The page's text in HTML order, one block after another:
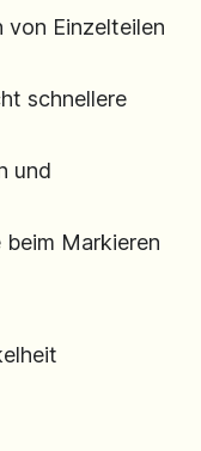
von Einzelteilen
schnellere
und
Markieren